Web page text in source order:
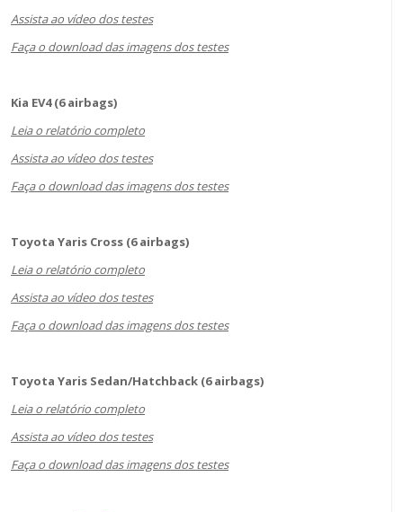
Assista ao vídeo dos testes
Faça o download das imagens dos testes
Kia EV4 (6 airbags)
Leia o relatório completo
Assista ao vídeo dos testes
Faça o download das imagens dos testes
Toyota Yaris Cross (6 airbags)
Leia o relatório completo
Assista ao vídeo dos testes
Faça o download das imagens dos testes
Toyota Yaris Sedan/Hatchback (6 airbags)
Leia o relatório completo
Assista ao vídeo dos testes
Faça o download das imagens dos testes